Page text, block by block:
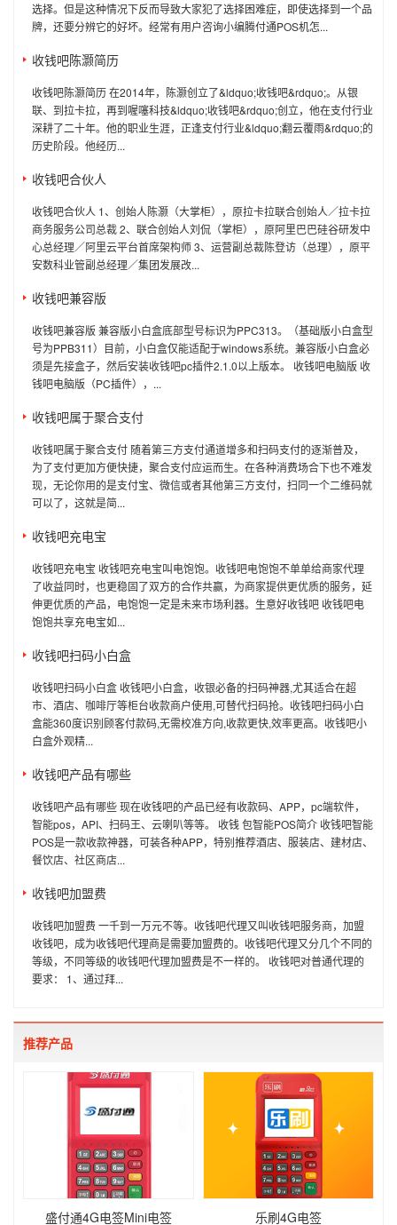
选择。但是这种情况下反而导致大家犯了选择困难症，即使选择到一个品
牌，还要分辨它的好坏。经常有用户咨询小编腾付通POS机怎...
收钱吧陈灏简历
收钱吧陈灏简历 在2014年，陈灏创立了&ldquo;收钱吧&rdquo;。从银
联、到拉卡拉，再到喔噻科技&ldquo;收钱吧&rdquo;创立，他在支付行业
深耕了二十年。他的职业生涯，正逢支付行业&ldquo;翻云覆雨&rdquo;的
历史阶段。他经历...
收钱吧合伙人
收钱吧合伙人 1、创始人陈灏（大掌柜），原拉卡拉联合创始人／拉卡拉
商务服务公司总裁 2、联合创始人刘侃（掌柜），原阿里巴巴硅谷研发中
心总经理／阿里云平台首席架构师 3、运营副总裁陈登访（总理），原平
安数科业管副总经理／集团发展改...
收钱吧兼容版
收钱吧兼容版 兼容版小白盒底部型号标识为PPC313。（基础版小白盒型
号为PPB311）目前，小白盒仅能适配于windows系统。兼容版小白盒必
须是先接盒子，然后安装收钱吧pc插件2.1.0以上版本。 收钱吧电脑版 收
钱吧电脑版（PC插件），...
收钱吧属于聚合支付
收钱吧属于聚合支付 随着第三方支付通道增多和扫码支付的逐渐普及，
为了支付更加方便快捷，聚合支付应运而生。在各种消费场合下也不难发
现，无论你用的是支付宝、微信或者其他第三方支付，扫同一个二维码就
可以了，这就是简...
收钱吧充电宝
收钱吧充电宝 收钱吧充电宝叫电饱饱。收钱吧电饱饱不单单给商家代理
了收益同时，也更稳固了双方的合作共赢，为商家提供更优质的服务，延
伸更优质的产品，电饱饱一定是未来市场利器。生意好收钱吧 收钱吧电
饱饱共享充电宝如...
收钱吧扫码小白盒
收钱吧扫码小白盒 收钱吧小白盒，收银必备的扫码神器,尤其适合在超
市、酒店、咖啡厅等柜台收款商户使用,可替代扫码抢。收钱吧扫码小白
盒能360度识别顾客付款码,无需校准方向,收款更快,效率更高。收钱吧小
白盒外观精...
收钱吧产品有哪些
收钱吧产品有哪些 现在收钱吧的产品已经有收款码、APP，pc端软件，
智能pos，API、扫码王、云喇叭等等。 收钱 包智能POS简介 收钱吧智能
POS是一款收款神器，可装各种APP，特别推荐酒店、服装店、建材店、
餐饮店、社区商店...
收钱吧加盟费
收钱吧加盟费 一千到一万元不等。收钱吧代理又叫收钱吧服务商，加盟
收钱吧，成为收钱吧代理商是需要加盟费的。收钱吧代理又分几个不同的
等级，不同等级的收钱吧代理加盟费是不一样的。 收钱吧对普通代理的
要求： 1、通过拜...
推荐产品
盛付通4G电签Mini电签 乐刷4G电签